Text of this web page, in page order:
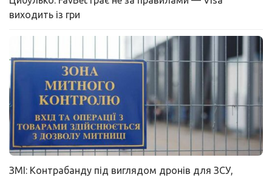
виходить із гри
ЗМІ: Контрабанду під виглядом дронів для ЗСУ,